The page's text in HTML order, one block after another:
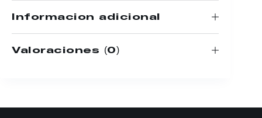
Información adicional
Valoraciones (0)